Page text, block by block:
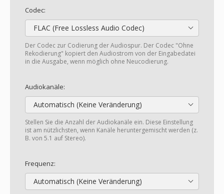
Codec:
FLAC (Free Lossless Audio Codec)
Der Codec zur Codierung der Audiospur. Der Codec "Ohne
Rekodierung" kopiert den Audiostrom von der Eingabedatei
in die Ausgabe, wenn möglich ohne Neucodierung.
Audiokanäle:
Automatisch (Keine Veränderung)
Stellen Sie die Anzahl der Audiokanäle ein. Diese Einstellung
ist am nützlichsten, wenn Kanäle heruntergemischt werden (z.
B. von 5.1 auf Stereo).
Frequenz:
Automatisch (Keine Veränderung)